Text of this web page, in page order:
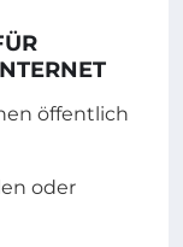
öffentlich
oder